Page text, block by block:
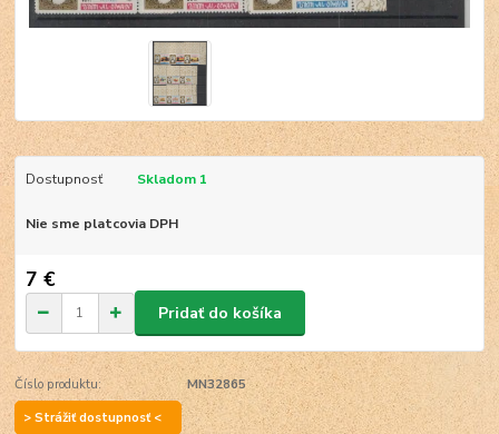
Dostupnosť Skladom 1
Nie sme platcovia DPH
7 €
Pridať do košíka
Číslo produktu:
MN32865
> Strážiť dostupnosť <